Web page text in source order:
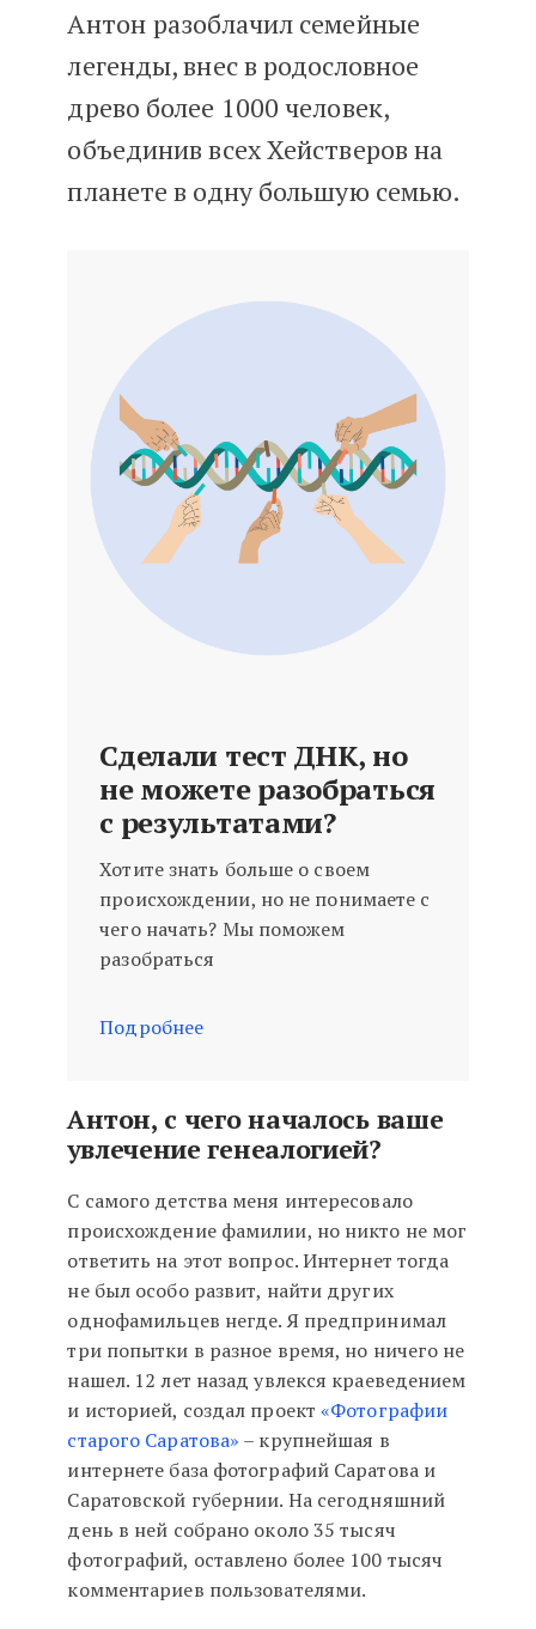
Антон разоблачил семейные
легенды, внес в родословное
древо более 1000 человек,
объединив всех Хействеров на
планете в одну большую семью.
Сделали тест ДНК, но
не можете разобраться
с результатами?
Хотите знать больше о своем
происхождении, но не понимаете с
чего начать? Мы поможем
разобраться
Подробнее
Антон, с чего началось ваше
увлечение генеалогией?
С самого детства меня интересовало
происхождение фамилии, но никто не мог
ответить на этот вопрос. Интернет тогда
не был особо развит, найти других
однофамильцев негде. Я предпринимал
три попытки в разное время, но ничего не
нашел. 12 лет назад увлекся краеведением
и историей, создал проект«Фотографии
старого Саратова» – крупнейшая в
интернете база фотографий Саратова и
Саратовской губернии. На сегодняшний
день в ней собрано около 35 тысяч
фотографий, оставлено более 100 тысяч
комментариев пользователями.